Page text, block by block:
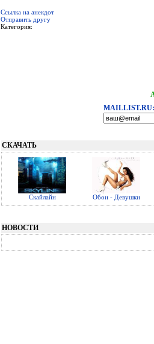
Ссылка на анекдот
Отправить другу
Категория:
MAILLIST.RU:
СКАЧАТЬ
Скайлайн Обои - Девушки
НОВОСТИ